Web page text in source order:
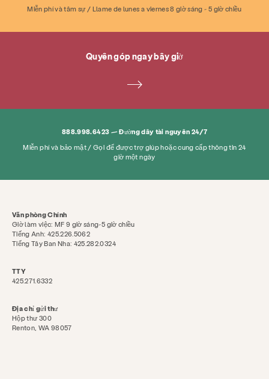
Miễn phí và tâm sự / Llame de lunes a viernes 8 giờ sáng - 5 giờ chiều
Quyên góp ngay bây giờ
888.998.6423 — Đường dây tài nguyên 24/7
Miễn phí và bảo mật / Gọi để được trợ giúp hoặc cung cấp thông tin 24
giờ một ngày
Văn phòng Chính
Giờ làm việc: MF 9 giờ sáng-5 giờ chiều
Tiếng Anh: 425.226.5062
Tiếng Tây Ban Nha: 425.282.0324
TTY
425.271.6332
Địa chỉ gửi thư
Hộp thư 300
Renton, WA 98057